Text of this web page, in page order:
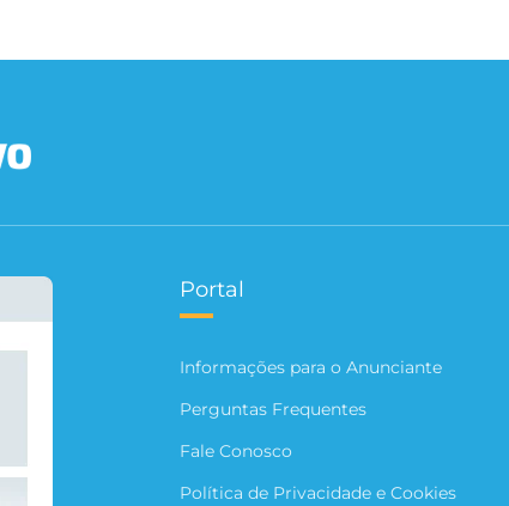
Portal
Informações para o Anunciante
Perguntas Frequentes
Fale Conosco
Política de Privacidade e Cookies